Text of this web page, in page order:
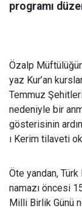
programı
Özalp
yaz Kur’an
Temmuz
nedeniyle bir
gösterisinin
ı Kerim tilaveti
Öte yandan, Türk
namazı öncesi
Milli Birlik Günü